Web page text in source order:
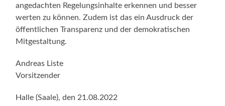
angedachten Regelungsinhalte erkennen und besser
werten zu können. Zudem ist das ein Ausdruck der
öffentlichen Transparenz und der demokratischen
Mitgestaltung.
Andreas Liste
Vorsitzender
Halle (Saale), den 21.08.2022